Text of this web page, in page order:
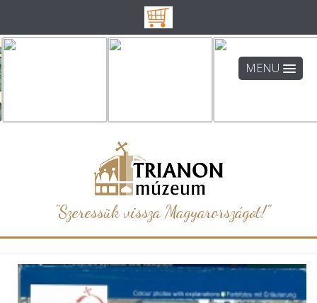
MENU
"Szeressük vissza Magyarországot!"